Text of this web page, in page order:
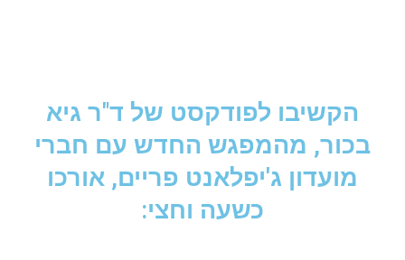
הקשיבו לפודקסט של ד"ר גיא
בכור, מהמפגש החדש עם חברי
מועדון ג'יפלאנט פריים, אורכו
כשעה וחצי: